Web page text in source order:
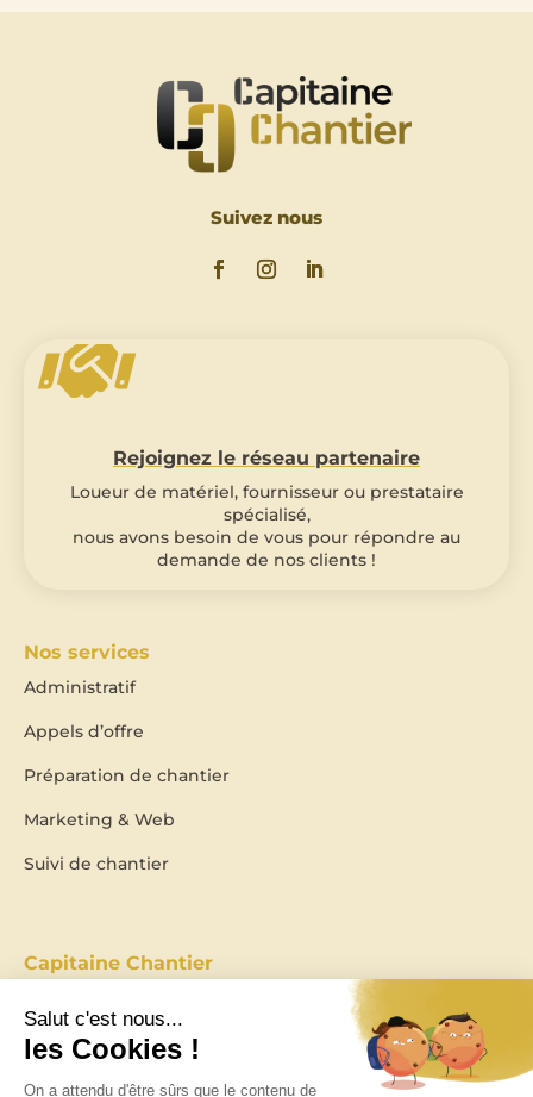
Suivez nous

Rejoignez le réseau partenaire
Loueur de matériel, fournisseur ou prestataire
spécialisé,
nous avons besoin de vous pour répondre au
demande de nos clients !
Nos services
Administratif
Appels d’offre
Préparation de chantier
Marketing & Web
Suivi de chantier
Capitaine Chantier
Devenir Partenaire
Rencontrez-nous